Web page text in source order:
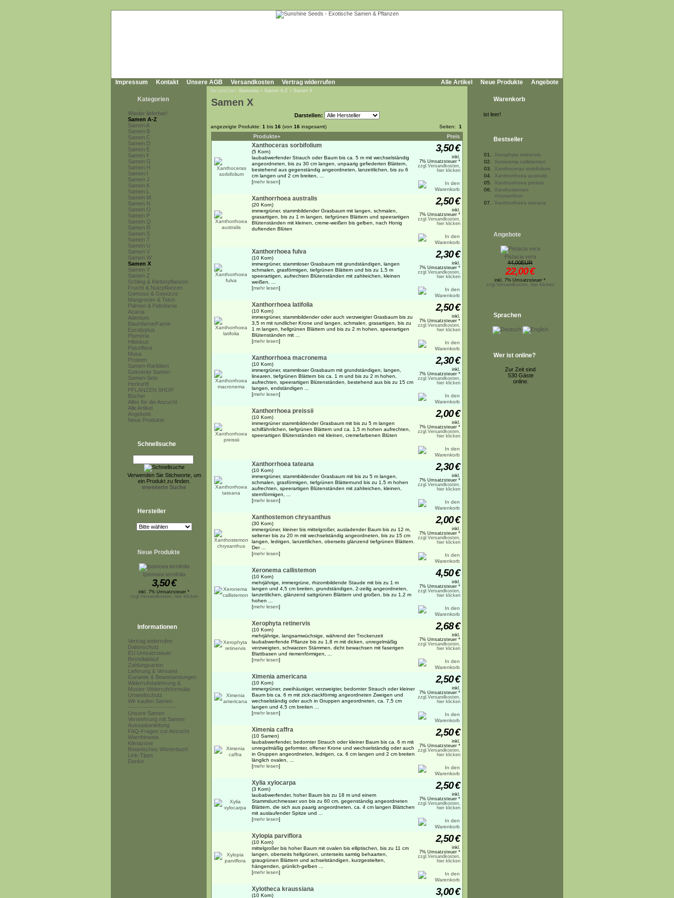
Impressum Kontakt Unsere AGB Versandkosten Vertrag widerrufen Alle Artikel Neue Produkte Angebote
Kategorien
Wieder lieferbar!
Samen A-Z
Samen A
Samen B
Samen C
Samen D
Samen E
Samen F
Samen G
Samen H
Samen I
Samen J
Samen K
Samen L
Samen M
Samen N
Samen O
Samen P
Samen Q
Samen R
Samen S
Samen T
Samen U
Samen V
Samen W
Samen X
Samen Y
Samen Z
Schling & Kletterpflanzen
Frucht & Nutzpflanzen
Gemüse & Gewürze
Mangroven & Teich
Palmen & Palmfarne
Acacia
Adenium
Baumfarne/Farne
Eucalyptus
Plumeria
Hibiskus
Passiflora
Musa
Proteen
Samen-Raritäten
Gekeimte Samen
Samen-Sets
Herkunft
PFLANZEN SHOP
Bücher
Alles für die Anzucht
Alle Artikel
Angebote
Neue Produkte
Schnellsuche
Verwenden Sie Stichworte, um
ein Produkt zu finden.
erweiterte Suche
Hersteller
Neue Produkte
Ipomoea ternifolia
3,50€
inkl. 7% Umsatzsteuer *
zzgl.Versandkosten, hier klicken
Informationen
Vertrag widerrufen
Datenschutz
EU Umsatzsteuer
Bestellablauf
Zahlungsarten
Lieferung & Versand
Garantie & Beanstandungen
Widerrufsbelehrung &
Muster-Widerrufsformular
Umweltschutz
Wir kaufen Samen
------------------------
Unsere Samen
Vermehrung mit Samen
Aussaatanleitung
FAQ-Fragen zur Anzucht
Warnhinweis
Klimazone
Botanisches Wörterbuch
Link-Tipps
Danke
Sie sind hier: Startseite » Samen A-Z » Samen X
Samen X
Darstellen:
angezeigte Produkte: 1 bis 16 (von 16 insgesamt) Seiten: 1
Produkte+ Preis
Xanthoceras sorbifolium
(5 Korn)
laubabwerfender Strauch oder Baum bis ca. 5 m mit wechselständig
angeordneten, bis zu 30 cm langen, unpaarig gefiederten Blättern,
bestehend aus gegenständig angeordneten, lanzettlichen, bis zu 6
cm langen und 2 cm breiten, ...
[mehr lesen]
3,50€
inkl.
7% Umsatzsteuer *
zzgl.Versandkosten,
hier klicken
Xanthorrhoea australis
(20 Korn)
immergrüner, stammbildender Grasbaum mit langen, schmalen,
grasartigen, bis zu 1 m langen, tiefgrünen Blättern und speerartigen
Blütenständen mit kleinen, creme-weißen bis gelben, nach Honig
duftenden Blüten
2,50€
inkl.
7% Umsatzsteuer *
zzgl.Versandkosten,
hier klicken
Xanthorrhoea fulva
(10 Korn)
immergrüner, stammloser Grasbaum mit grundständigen, langen
schmalen, grasförmigen, tiefgrünen Blättern und bis zu 1,5 m
speerartigen, aufrechten Blütenständen mit zahlreichen, kleinen
weißen, ...
[mehr lesen]
2,30€
inkl.
7% Umsatzsteuer *
zzgl.Versandkosten,
hier klicken
Xanthorrhoea latifolia
(10 Korn)
immergrüner, stammbildender oder auch verzweigter Grasbaum bis zu
3,5 m mit rundlicher Krone und langen, schmalen, grasartigen, bis zu
1 m langen, hellgrünen Blättern und bis zu 2 m hohen, speerartigen
Blütenständen mit ...
[mehr lesen]
2,50€
inkl.
7% Umsatzsteuer *
zzgl.Versandkosten,
hier klicken
Xanthorrhoea macronema
(10 Korn)
immergrüner, stammloser Grasbaum mit grundständigen, langen,
linearen, tiefgrünen Blättern bis ca. 1 m und bis zu 2 m hohen,
aufrechten, speerartigen Blütenständen, bestehend aus bis zu 15 cm
langen, endständigen ...
[mehr lesen]
2,30€
inkl.
7% Umsatzsteuer *
zzgl.Versandkosten,
hier klicken
Xanthorrhoea preissii
(10 Korn)
immergrüner stammbildender Grasbaum mit bis zu 5 m langen
schilfähnlichen, tiefgrünen Blättern und ca. 1,5 m hohen aufrechten,
speerartigen Blütenständen mit kleinen, cremefarbenen Blüten
2,00€
inkl.
7% Umsatzsteuer *
zzgl.Versandkosten,
hier klicken
Xanthorrhoea tateana
(10 Korn)
immergrüner, stammbildender Grasbaum mit bis zu 5 m langen,
schmalen, grasförmigen, tiefgrünen Blätternund bis zu 1,5 m hohen
aufrechten, speerartigen Blütenständen mit zahlreichen, kleinen,
sternförmigen, ...
[mehr lesen]
2,30€
inkl.
7% Umsatzsteuer *
zzgl.Versandkosten,
hier klicken
Xanthostemon chrysanthus
(30 Korn)
immergrüner, kleiner bis mittelgroßer, ausladender Baum bis zu 12 m,
seltener bis zu 20 m mit wechselständig angeordneten, bis zu 15 cm
langen, ledrigen, lanzettlichen, oberseits glänzend tiefgrünen Blättern.
Der ...
[mehr lesen]
2,00€
inkl.
7% Umsatzsteuer *
zzgl.Versandkosten,
hier klicken
Xeronema callistemon
(10 Korn)
mehrjährige, immergrüne, rhizombildende Staude mit bis zu 1 m
langen und 4,5 cm breiten, grundständigen, 2-zeilig angeordneten,
lanzettlichen, glänzend sattgrünen Blättern und großen, bis zu 1,2 m
hohen ...
[mehr lesen]
4,50€
inkl.
7% Umsatzsteuer *
zzgl.Versandkosten,
hier klicken
Xerophyta retinervis
(10 Korn)
mehrjährige, langsamwüchsige, während der Trockenzeit
laubabwerfende Pflanze bis zu 1,8 m mit dicken, unregelmäßig
verzweigten, schwarzen Stämmen, dicht bewachsen mit faserigen
Blattbasen und riemenförmigen, ...
[mehr lesen]
2,68€
inkl.
7% Umsatzsteuer *
zzgl.Versandkosten,
hier klicken
Ximenia americana
(10 Korn)
immergrüner, zweihäusiger, verzweigter, bedornter Strauch oder kleiner
Baum bis ca. 6 m mit zick-ziackförmig angeordneten Zweigen und
wechselständig oder auch in Gruppen angeordneten, ca. 7,5 cm
langen und 4,5 cm breiten ...
[mehr lesen]
2,50€
inkl.
7% Umsatzsteuer *
zzgl.Versandkosten,
hier klicken
Ximenia caffra
(10 Samen)
laubabwerfender, bedornter Strauch oder kleiner Baum bis ca. 6 m mit
unregelmäßig geformter, offener Krone und wechselständig oder auch
in Gruppen angeordneten, ledrigen, ca. 6 cm langen und 2 cm breiten
länglich ovalen, ...
[mehr lesen]
2,50€
inkl.
7% Umsatzsteuer *
zzgl.Versandkosten,
hier klicken
Xylia xylocarpa
(3 Korn)
laubabwerfender, hoher Baum bis zu 18 m und einem
Stammdurchmesser von bis zu 60 cm, gegenständig angeordneten
Blättern, die sich aus paarig angeordneten, ca. 4 cm langen Blättchen
mit auslaufender Spitze und ...
[mehr lesen]
2,50€
inkl.
7% Umsatzsteuer *
zzgl.Versandkosten,
hier klicken
Xylopia parviflora
(10 Korn)
mittelgroßer bis hoher Baum mit ovalen bis elliptischen, bis zu 11 cm
langen, oberseits hellgrünen, unterseits samtig behaarten,
graugrünen Blättern und achselständigen, kurzgestielten,
hängenden, grünlich-gelben ...
[mehr lesen]
2,50€
inkl.
7% Umsatzsteuer *
zzgl.Versandkosten,
hier klicken
Xylotheca kraussiana
(10 Korn) 3,00€
Warenkorb
ist leer!
Bestseller
01.
Xerophyta retinervis
02.
Xeronema callistemon
03.
Xanthoceras sorbifolium
04.
Xanthorrhoea australis
05.
Xanthorrhoea preissii
06.
Xanthostemon
chrysanthus
07.
Xanthorrhoea tateana
Angebote
Pistacia vera
44,00EUR
22,00€
inkl. 7% Umsatzsteuer *
zzgl.Versandkosten, hier klicken
Sprachen
Wer ist online?
Zur Zeit sind
530 Gäste
online.